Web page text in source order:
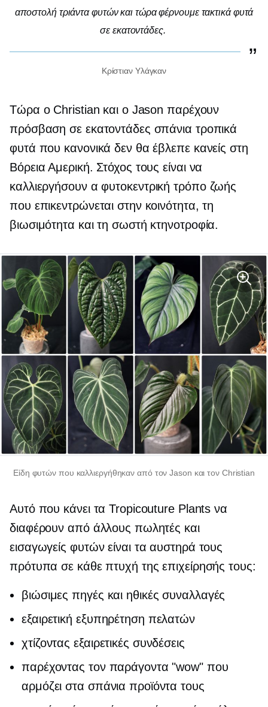
αποστολή τριάντα φυτών και τώρα φέρνουμε τακτικά φυτά
σε εκατοντάδες.
Κρίστιαν Υλάγκαν
Τώρα ο Christian και ο Jason παρέχουν
πρόσβαση σε εκατοντάδες σπάνια τροπικά
φυτά που κανονικά δεν θα έβλεπε κανείς στη
Βόρεια Αμερική. Στόχος τους είναι να
καλλιεργήσουν αφυτοκεντρική τρόπο ζωής
που επικεντρώνεται στην κοινότητα, τη
βιωσιμότητα και τη σωστή κτηνοτροφία.
Είδη φυτών που καλλιεργήθηκαν από τον Jason και τον Christian
Αυτό που κάνει τα Tropicouture Plants να
διαφέρουν από άλλους πωλητές και
εισαγωγείς φυτών είναι τα αυστηρά τους
πρότυπα σε κάθε πτυχή της επιχείρησής τους:
βιώσιμες πηγές και ηθικές συναλλαγές
εξαιρετική εξυπηρέτηση πελατών
χτίζοντας εξαιρετικές συνδέσεις
παρέχοντας τον παράγοντα "wow" που
αρμόζει στα σπάνια προϊόντα τους